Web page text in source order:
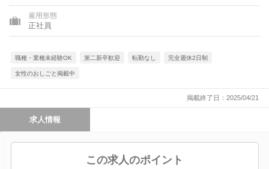
雇用形態
正社員
職種・業種未経験OK 第二新卒歓迎 転勤なし 完全週休2日制
女性のおしごと掲載中
掲載終了日：2025/04/21
求人情報
この求人のポイント